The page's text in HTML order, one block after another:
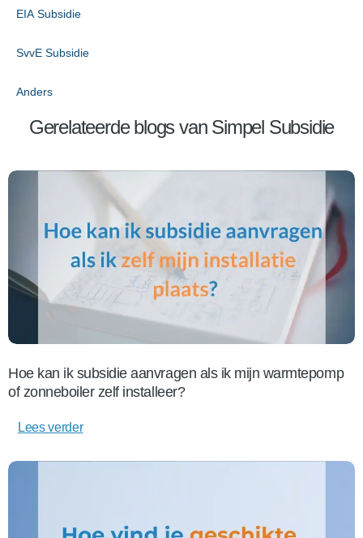
EIA Subsidie
SvvE Subsidie
Anders
Gerelateerde blogs van Simpel Subsidie
Hoe kan ik subsidie aanvragen als ik mijn warmtepomp
of zonneboiler zelf installeer?
Lees verder